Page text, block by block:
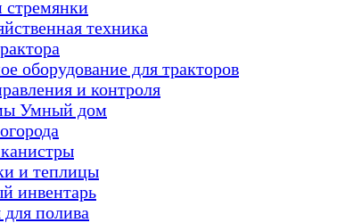
техника
оборудование для тракторов
и контроля
Умный дом
и теплицы
инвентарь
полива